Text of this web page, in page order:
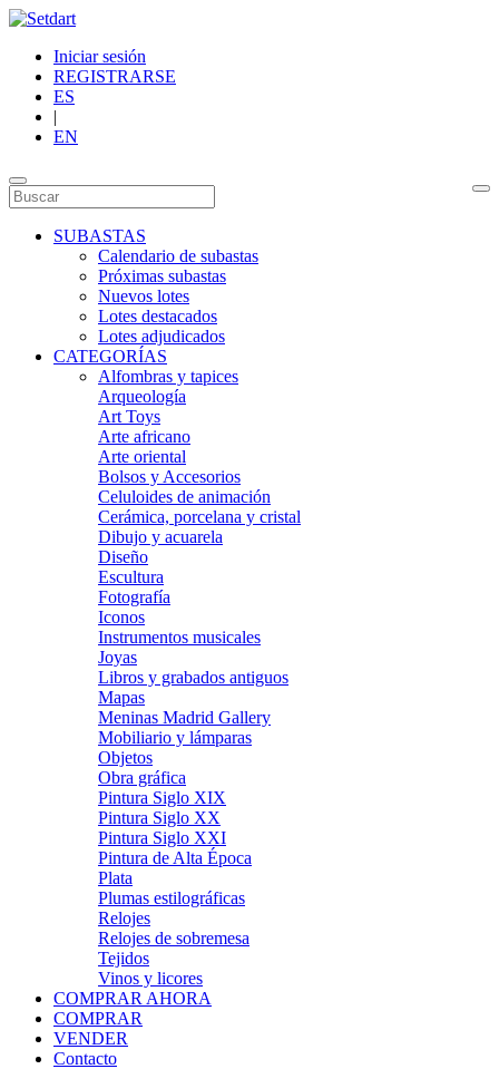
Iniciar sesión
REGISTRARSE
ES
|
EN
SUBASTAS
Calendario de subastas
Próximas subastas
Nuevos lotes
Lotes destacados
Lotes adjudicados
CATEGORÍAS
Alfombras y tapices
Arqueología
Art Toys
Arte africano
Arte oriental
Bolsos y Accesorios
Celuloides de animación
Cerámica, porcelana y cristal
Dibujo y acuarela
Diseño
Escultura
Fotografía
Iconos
Instrumentos musicales
Joyas
Libros y grabados antiguos
Mapas
Meninas Madrid Gallery
Mobiliario y lámparas
Objetos
Obra gráfica
Pintura Siglo XIX
Pintura Siglo XX
Pintura Siglo XXI
Pintura de Alta Época
Plata
Plumas estilográficas
Relojes
Relojes de sobremesa
Tejidos
Vinos y licores
COMPRAR AHORA
COMPRAR
VENDER
Contacto